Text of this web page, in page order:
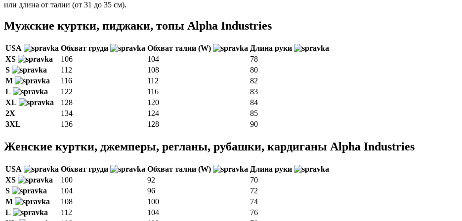
или длина от талии (от 31 до 35 см).
Мужские куртки, пиджаки, топы Alpha Industries
USA Обхват груди Обхват талии (W)
Длина руки
XS
106 104
78
S
112 108
80
M
116 112
82
L
122 116
83
XL
128 120
84
2X
134 124
85
3XL
136 128 90
Женские куртки, джемперы, регланы, рубашки, кардиганы Alpha Industries
USA Обхват груди Обхват талии (W)
Длина руки
XS
100 92
70
S
104 96
72
M
108 100
74
L
112 104
76